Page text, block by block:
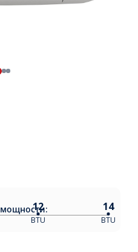
мощности:
12
BTU
14
BTU